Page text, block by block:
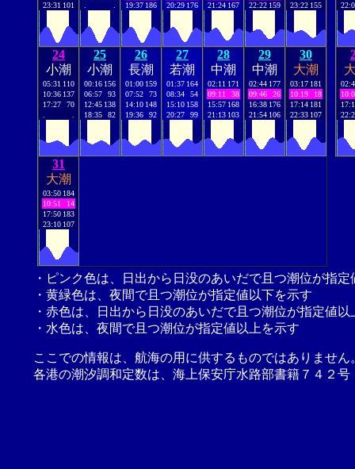
23:31 101
19:37 186
20:29 176
21:24 167
22:22 159
23:22 155
24
小潮
05:31 110
10:36 137
17:27
70
25
小潮
00:16 156
06:57
93
12:45 138
18:35
82
26
長潮
01:00 159
07:52
73
14:10 148
19:36
92
27
若潮
01:37 164
08:34
54
15:10 158
20:27
99
28
中潮
02:11 171
09:11
38
15:57 168
21:13 103
29
中潮
02:44 177
09:46
26
16:38 176
21:54 106
30
大潮
03:17 181
10:19
18
17:14 181
22:33 107
31
大潮
03:50 184
10:51
14
17:50 183
23:10 107
・ピンク色は、日出から日没のあいだで且つ潮位が指
・黄緑色は、夜間で且つ潮位が指定値以下を示す
・赤色は、日出から日没のあいだで且つ潮位が指定値以
・水色は、夜間で且つ潮位が指定値以上を示す
ここでの情報は、航海の用に供するものではありませ
各港の潮汐調和定数は、海上保安庁水路部書籍７４２